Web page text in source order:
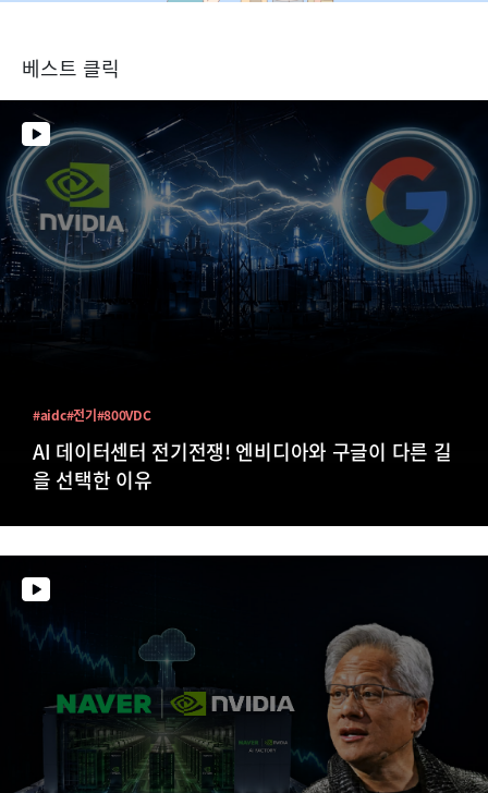
베스트 클릭
AI 데이터센터 전기전쟁! 엔비디아와 구글이 다른 길
을 선택한 이유
#aidc#전기#800VDC